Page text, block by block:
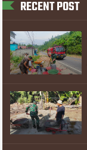
RECENT POST